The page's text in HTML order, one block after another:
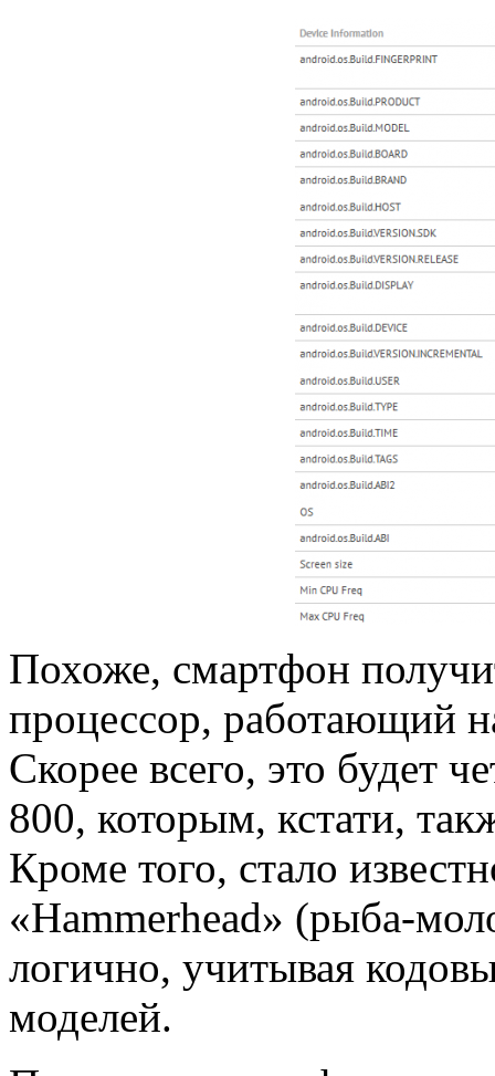
Похоже, смартфон
процессор, работающий
Скорее всего, это будет
800, которым, кстати,
Кроме того, стало
«Hammerhead» (рыба-
логично, учитывая
моделей.